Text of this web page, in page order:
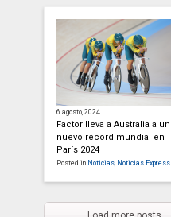
6 agosto, 2024
Factor lleva a Australia a un
nuevo récord mundial en
París 2024
Posted in Noticias Noticias Express